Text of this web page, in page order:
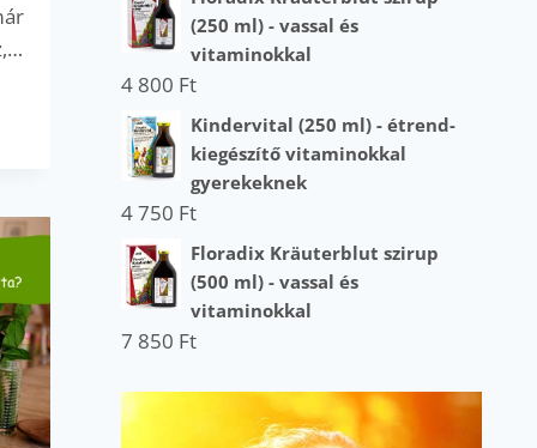
(250 ml) - vassal és
vitaminokkal
4 800 Ft
Kindervital (250 ml) - étrend-
kiegészítő vitaminokkal
gyerekeknek
4 750 Ft
Floradix Kräuterblut szirup
(500 ml) - vassal és
vitaminokkal
7 850 Ft